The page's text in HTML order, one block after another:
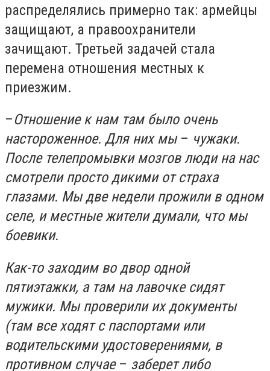
распределялись примерно так: армейцы
защищают, а правоохранители
зачищают. Третьей задачей стала
перемена отношения местных к
приезжим.
–Отношение к нам там было очень
настороженное. Для них мы – чужаки.
После телепромывки мозгов люди на нас
смотрели просто дикими от страха
глазами. Мы две недели прожили в одном
селе, и местные жители думали, что мы
боевики.
Как-то заходим во двор одной
пятиэтажки, а там на лавочке сидят
мужики. Мы проверили их документы
(там все ходят с паспортами или
водительскими удостоверениями, в
противном случае – заберет либо